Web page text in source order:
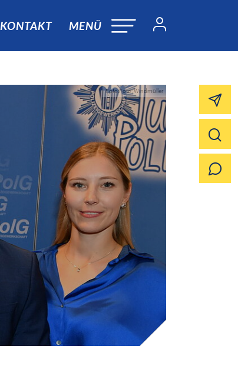
KONTAKT MENÜ
Foto:Foto: Windmüller